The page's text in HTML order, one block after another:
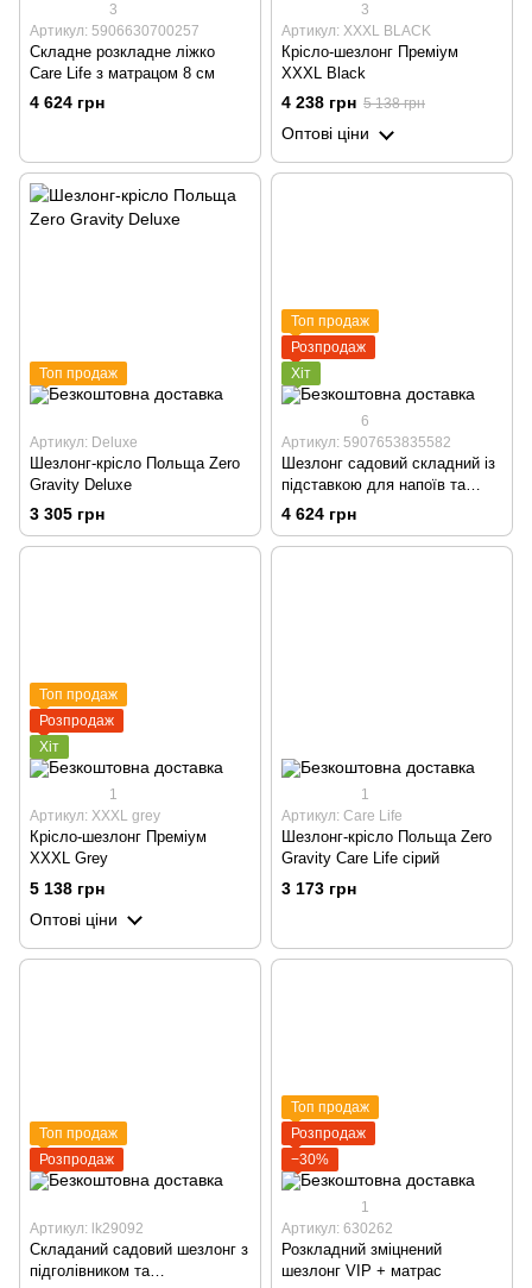
3
Артикул: 5906630700257
Складне розкладне ліжко
Care Life з матрацом 8 см
4 624 грн
3
Артикул: XXXL BLACK
Крісло-шезлонг Преміум
XXXL Black
4 238 грн 5 138 грн
Оптові ціни
Топ продаж
Артикул: Deluxe
Шезлонг-крісло Польща Zero
Gravity Deluxe
3 305 грн
Топ продаж
Розпродаж
Хіт
6
Артикул: 5907653835582
Шезлонг садовий складний із
підставкою для напоїв та
підголівником
4 624 грн
Топ продаж
Розпродаж
Хіт
1
Артикул: XXXL grey
Крісло-шезлонг Преміум
XXXL Grey
5 138 грн
Оптові ціни
1
Артикул: Care Life
Шезлонг-крісло Польща Zero
Gravity Care Life сірий
3 173 грн
Топ продаж
Розпродаж
Артикул: lk29092
Складаний садовий шезлонг з
підголівником та
Топ продаж
Розпродаж
−30%
1
Артикул: 630262
Розкладний зміцнений
шезлонг VIP + матрас